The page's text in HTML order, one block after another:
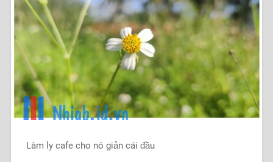
Làm ly cafe cho nó giản cái đầu